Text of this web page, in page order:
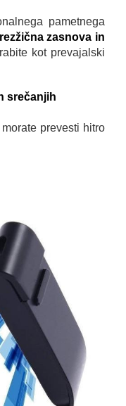
pametnega
zasnova in
kot prevajalski
srečanjih
prevesti hitro